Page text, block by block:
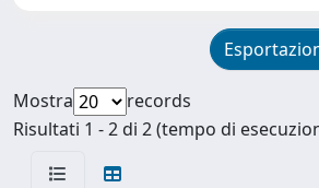
Mostra
records
Risultati 1 - 2 di 2 (tempo di